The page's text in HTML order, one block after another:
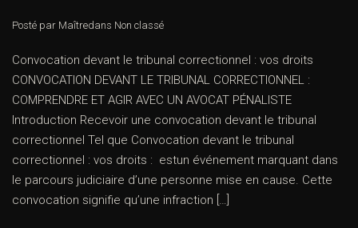
Posté par Maîtredans Non classé
Convocation devant le tribunal correctionnel : vos droits
CONVOCATION DEVANT LE TRIBUNAL CORRECTIONNEL :
COMPRENDRE ET AGIR AVEC UN AVOCAT PÉNALISTE
Introduction Recevoir une convocation devant le tribunal
correctionnel Tel que Convocation devant le tribunal
correctionnel : vos droits : estun événement marquant dans
le parcours judiciaire d’une personne mise en cause. Cette
convocation signifie qu’une infraction […]